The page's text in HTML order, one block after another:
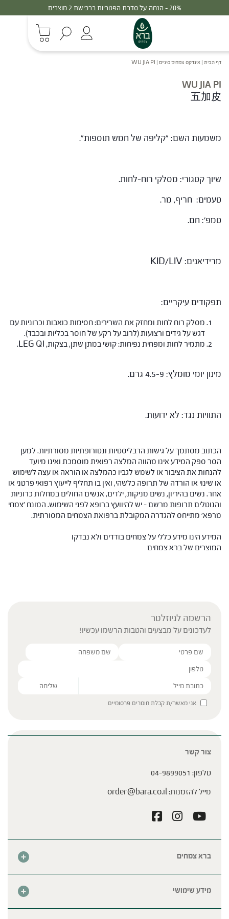
20% - הנחה על סדרת הפטריות ברכישת 2 מוצרים
דף הבית | אינדקס צמחים סיניים |
WU JIA PI
WU JIA PI
五加皮
משמעות השם: "קליפה של חמש תוספות".
שיוך קטגורי: מסלקי רוח-לחות.
טעמים: חריף, מר.
טמפ': חם.
מרידיאנים: KID/LIV
תפקודים עיקריים:
מסלק רוח לחות ומחזק את השרירים: חסימות כואבות וכרוניות עם
דגש על גידים ורצועות (לרוב על רקע של חוסר בכליות ובכבד).
מתמיר לחות ומפחית נפיחות: קושי במתן שתן, בצקות, LEG QI.
מינון יומי מומלץ: 4.5-9 גרם.
התוויות נגד: לא ידועות.
הכתוב מסתמך על גישות הרבליסטיות ונטורופתיות מסורתיות. למען
הסר ספק המידע אינו מהווה המלצה רפואית מוסמכת ואינו מיועד
להנחות את הציבור או לשמש לגביו כהמלצה או הוראה או עצה לשימוש
או שינוי או הורדה של תרופה כלשהי, ואין בו תחליף לייעוץ רפואי פרטני או
אחר. נשים בהיריון, נשים מניקות, ילדים, אנשים החולים במחלות כרוניות
והנוטלים תרופות מרשם – יש להיוועץ ברופא לפני השימוש. המונח 'צמחי
מרפא' מתייחס להגדרה המקובלת ברפואת הצמחים המסורתית.
המידע הינו מידע כללי על צמחים בודדים ולא נבדקו
המוצרים של ברא צמחים
הרשמה לניוזלטר
לעדכונים על מבצעים והטבות הרשמו עכשיו!
Please leave this field empty.
אני מאשר/ת קבלת חומרים פרסומיים
ברא צמחים
מידע שימושי
צור קשר
טלפון: 04-9899051
מייל להזמנות:order@bara.co.il